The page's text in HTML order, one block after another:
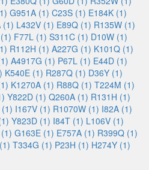
G951A (1) C23S (1) E184K (1)
(1) L432V (1) E89Q (1) R135W (1)
F77L (1) S311C (1) D10W (1)
R112H (1) A227G (1) K101Q (1)
A4917G (1) P67L (1) E44D (1)
K540E (1) R287Q (1) D36Y (1)
K1270A (1) R88Q (1) T224M (1)
Y822D (1) Q260A (1) R131H (1)
I167V (1) R1070W (1) I82A (1)
Y823D (1) I84T (1) L106V (1)
G163E (1) E757A (1) R399Q (1)
T334G (1) P23H (1) H274Y (1)